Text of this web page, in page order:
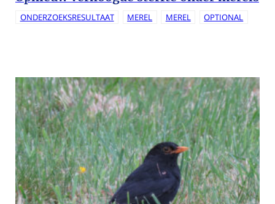
ONDERZOEKSRESULTAAT MEREL MEREL OPTIONAL